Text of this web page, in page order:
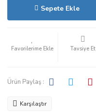
Sepete Ekle
Tavsiye Et
Ürün Paylaş :
Karşılaştır